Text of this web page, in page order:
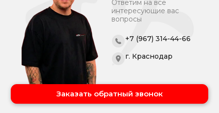
Ответим на все
интересующие вас
вопросы
+7 (967) 314-44-66
г. Краснодар
Заказать обратный звонок